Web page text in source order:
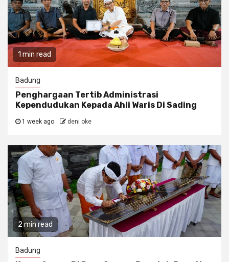
1 min read
Badung
Penghargaan Tertib Administrasi
Kependudukan Kepada Ahli Waris Di Sading
1 week ago deni oke
2 min read
Badung